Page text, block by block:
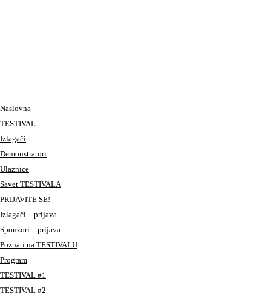
Naslovna
TESTIVAL
Izlagači
Demonstratori
Ulaznice
Savet TESTIVALA
PRIJAVITE SE!
Izlagači – prijava
Sponzori – prijava
Poznati na TESTIVALU
Program
TESTIVAL #1
TESTIVAL #2